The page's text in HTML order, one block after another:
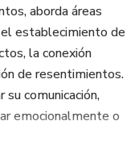
aborda áreas
establecimiento de
la conexión
de resentimientos.
su comunicación,
emocionalmente o